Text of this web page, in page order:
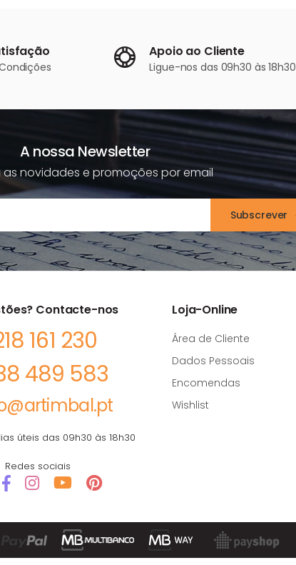
Apoio ao Cliente
Ligue-nos das 09h30 às 18h30
A nossa Newsletter
as novidades e promoções por email
Subscrever
Contacte-nos
161 230
489 583
úteis das 09h30 às 18h30
Redes sociais
Loja-Online
Área de Cliente
Dados Pessoais
Encomendas
Wishlist